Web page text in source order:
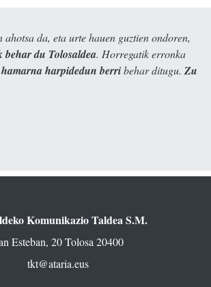
da, eta urte hauen guztien ondoren,
du Tolosaldea. Horregatik erronka
harpidedun berribehar ditugu. Zu
Komunikazio Taldea S.M.
Esteban, 20 Tolosa 20400
tkt@ataria.eus